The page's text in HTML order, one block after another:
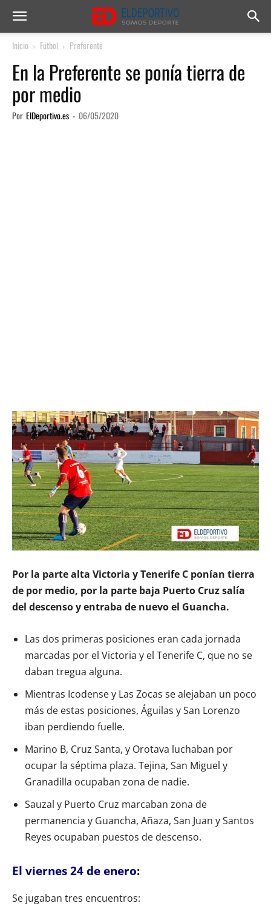
Inicio Fútbol Preferente
En la Preferente se ponía tierra de
por medio
Por ElDeportivo.es - 06/05/2020
Por la parte alta Victoria y Tenerife C ponían tierra
de por medio, por la parte baja Puerto Cruz salía
del descenso y entraba de nuevo el Guancha.
Las dos primeras posiciones eran cada jornada
marcadas por el Victoria y el Tenerife C, que no se
daban tregua alguna.
Mientras Icodense y Las Zocas se alejaban un poco
más de estas posiciones, Águilas y San Lorenzo
iban perdiendo fuelle.
Marino B, Cruz Santa, y Orotava luchaban por
ocupar la séptima plaza. Tejina, San Miguel y
Granadilla ocupaban zona de nadie.
Sauzal y Puerto Cruz marcaban zona de
permanencia y Guancha, Añaza, San Juan y Santos
Reyes ocupaban puestos de descenso.
El viernes 24 de enero:
Se jugaban tres encuentros: